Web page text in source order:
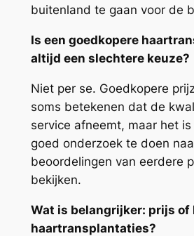
buitenland te gaan voor de
Is een goedkopere
altijd een slechtere keuze?
Niet per se. Goedkopere
soms betekenen dat de
service afneemt, maar het
goed onderzoek te doen
beoordelingen van eerdere
bekijken.
Wat is belangrijker: prijs
haartransplantaties?